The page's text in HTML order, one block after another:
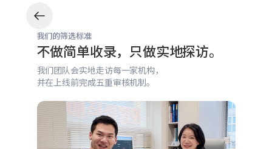
5步严选标准：重新定义韩国医美安全
iipuda亲赴韩国各诊所，严查执业执照、正品药剂及医
我们的筛选标准
不做简单收录，只做实地探访。
我们团队会实地走访每一家机构，
并在上线前完成五重审核机制。